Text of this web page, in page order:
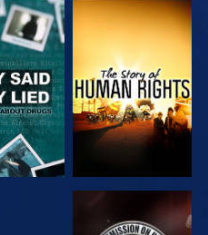
KIJK